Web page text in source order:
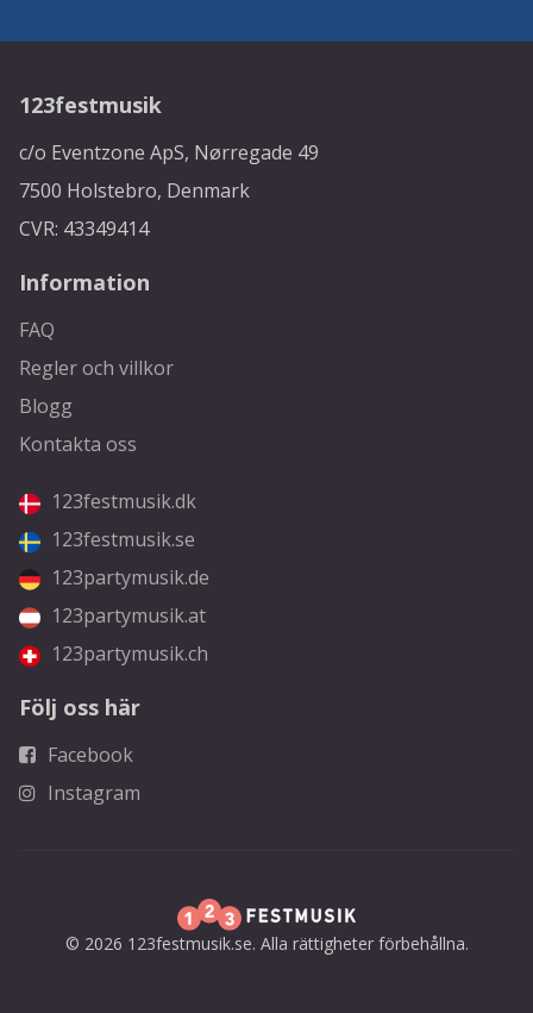
123festmusik
c/o Eventzone ApS, Nørregade 49
7500 Holstebro, Denmark
CVR: 43349414
Information
FAQ
Regler och villkor
Blogg
Kontakta oss
123festmusik.dk
123festmusik.se
123partymusik.de
123partymusik.at
123partymusik.ch
Följ oss här
Facebook
Instagram
© 2026 123festmusik.se. Alla rättigheter förbehållna.